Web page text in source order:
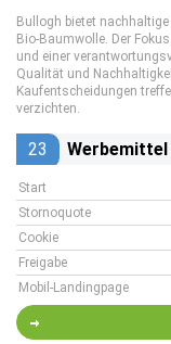
Bullogh bietet
Bio-Baumwolle. Der
und einer
Qualität und
Kaufentscheidungen
verzichten.
23 Werbemittel
Start
Stornoquote
Cookie
Freigabe
Mobil-Landingpage